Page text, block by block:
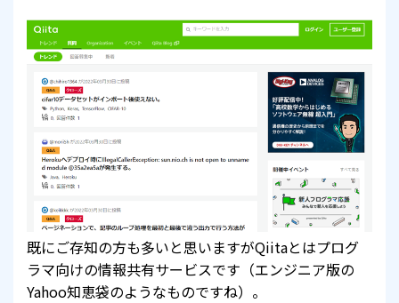
既にご存知の方も多いと思いますがQiitaとはプログ
ラマ向けの情報共有サービスです（エンジニア版の
Yahoo知恵袋のようなものですね）。